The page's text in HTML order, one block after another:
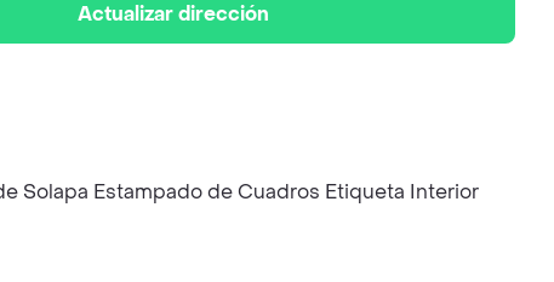
Actualizar dirección
Solapa Estampado de Cuadros Etiqueta Interior